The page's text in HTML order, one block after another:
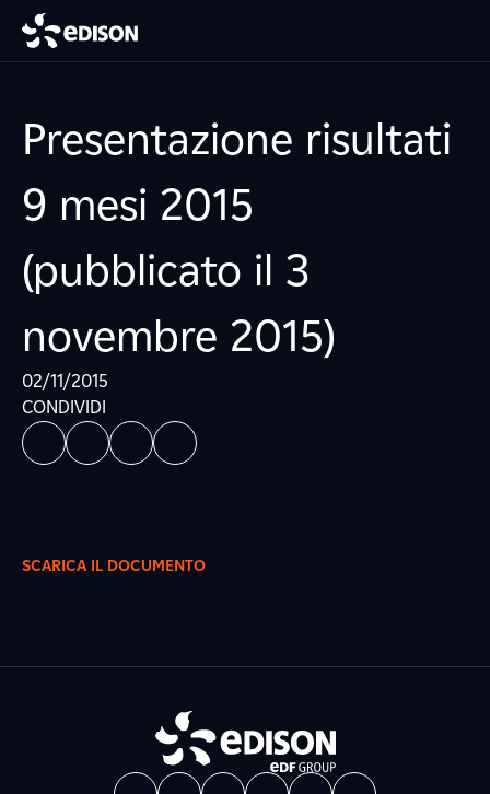
Presentazione risultati
9 mesi 2015
(pubblicato il 3
novembre 2015)
02/11/2015
CONDIVIDI
SCARICA IL DOCUMENTO